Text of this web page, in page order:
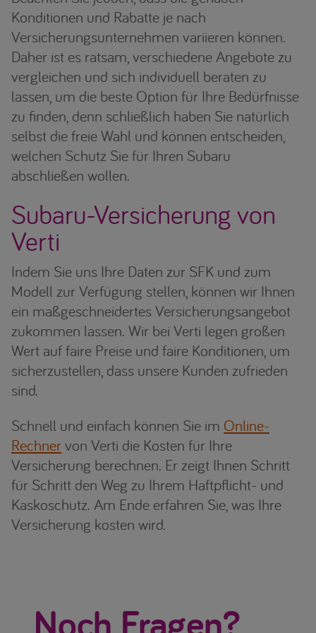
Konditionen und Rabatte je nach
Versicherungsunternehmen variieren können.
Daher ist es ratsam, verschiedene Angebote zu
vergleichen und sich individuell beraten zu
lassen, um die beste Option für Ihre Bedürfnisse
zu finden, denn schließlich haben Sie natürlich
selbst die freie Wahl und können entscheiden,
welchen Schutz Sie für Ihren Subaru
abschließen wollen.
Subaru-Versicherung von
Verti
Indem Sie uns Ihre Daten zur SFK und zum
Modell zur Verfügung stellen, können wir Ihnen
ein maßgeschneidertes Versicherungsangebot
zukommen lassen. Wir bei Verti legen großen
Wert auf faire Preise und faire Konditionen, um
sicherzustellen, dass unsere Kunden zufrieden
sind.
Schnell und einfach können Sie im Online-
Rechnervon Verti die Kosten für Ihre
Versicherung berechnen. Er zeigt Ihnen Schritt
für Schritt den Weg zu Ihrem Haftpflicht- und
Kaskoschutz. Am Ende erfahren Sie, was Ihre
Versicherung kosten wird.